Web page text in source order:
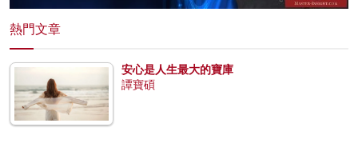
熱門文章
安心是人生最大的寶庫
譚寶碩